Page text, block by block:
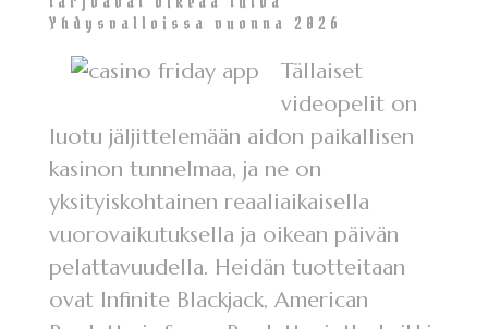
Yhdysvalloissa vuonna 2026
Tällaiset
videopelit on
luotu jäljittelemään aidon paikallisen
kasinon tunnelmaa, ja ne on
yksityiskohtainen reaaliaikaisella
vuorovaikutuksella ja oikean päivän
pelattavuudella. Heidän tuotteitaan
ovat Infinite Blackjack, American